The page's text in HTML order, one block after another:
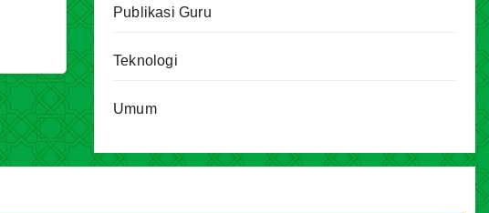
Publikasi Guru
Teknologi
Umum